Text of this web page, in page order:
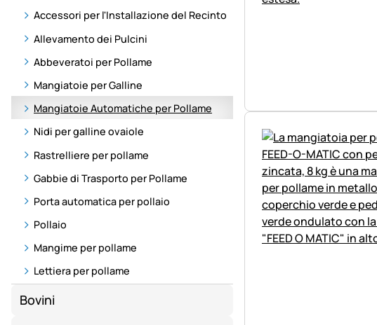
Accessori per l'Installazione del Recinto
Allevamento dei Pulcini
Abbeveratoi per Pollame
Mangiatoie per Galline
Mangiatoie Automatiche per Pollame
Nidi per galline ovaiole
Rastrelliere per pollame
Gabbie di Trasporto per Pollame
Porta automatica per pollaio
Pollaio
Mangime per pollame
Lettiera per pollame
Bovini